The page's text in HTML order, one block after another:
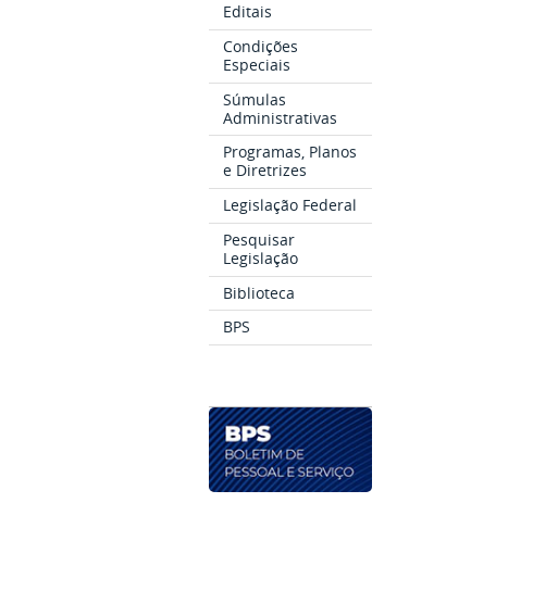
Editais
Condições
Especiais
Súmulas
Administrativas
Programas, Planos
e Diretrizes
Legislação Federal
Pesquisar
Legislação
Biblioteca
BPS